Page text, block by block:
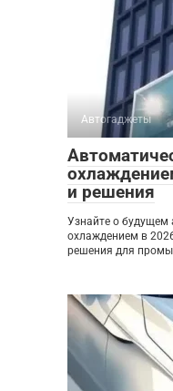
Автогаджеты
и решения
Узнайте о будущем
охлаждением в
решения для